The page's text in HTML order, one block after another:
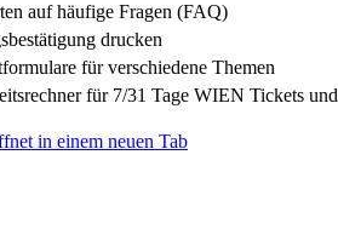
auf häufige Fragen (FAQ)
drucken
für verschiedene Themen
für 7/31 Tage WIEN Tickets
in einem neuen Tab